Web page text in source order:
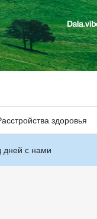
здоровья
дней с нами